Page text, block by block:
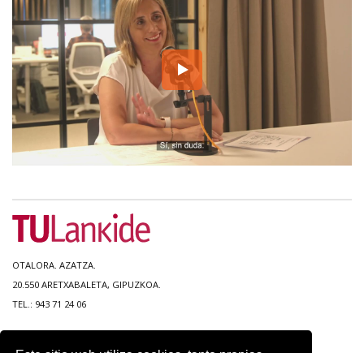
OTALORA. AZATZA.
20.550 ARETXABALETA, GIPUZKOA.
TEL.: 943 71 24 06